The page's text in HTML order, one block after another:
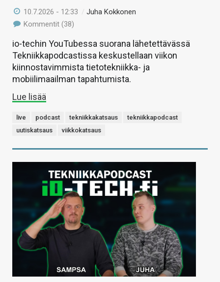
10.7.2026 - 12:33 /Juha Kokkonen
Kommentit (38)
io-techin YouTubessa suorana lähetettävässä
Tekniikkapodcastissa keskustellaan viikon
kiinnostavimmista tietotekniikka- ja
mobiilimaailman tapahtumista.
Lue lisää
live podcast tekniikkakatsaus
tekniikkapodcast
uutiskatsaus
viikkokatsaus